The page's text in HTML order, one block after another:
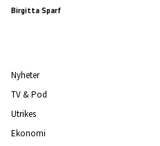
Birgitta Sparf
Nyheter
TV & Pod
Utrikes
Ekonomi